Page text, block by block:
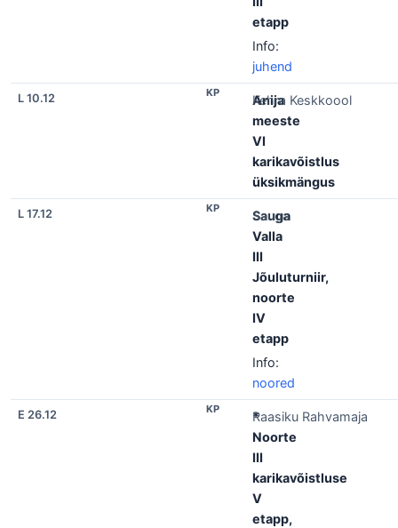
etapp
Info:
juhend
L 10.12 KP
Anija
meeste
VI
karikavõistlus
üksikmängus
Kehra Keskkoool
L 17.12 KP
Sauga
Valla
III
Jõuluturniir,
noorte
IV
etapp
Info:
noored
Sauga
E 26.12 KP
*
Noorte
III
karikavõistluse
V
etapp,
Raasiku Rahvamaja